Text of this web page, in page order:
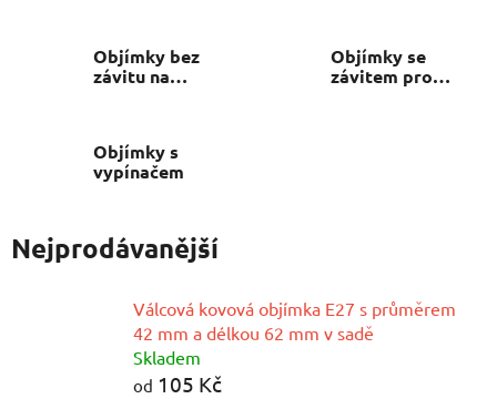
Objímky bez
závitu na
Objímky se
závitem pro
Objímky s
vypínačem
Nejprodávanější
Válcová kovová objímka E27 s průměrem
42 mm a délkou 62 mm v sadě
Skladem
od 105 Kč